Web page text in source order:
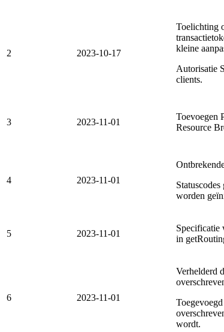
2 2023-10-17
Toelichting
kleine
Autorisatie
clients.
3 2023-11-01
Toevoegen
Resource
4 2023-11-01
worden
5 2023-11-01
Specificatie
in
6 2023-11-01
Verhelderd
wordt.